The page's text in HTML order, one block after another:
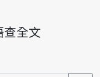
查全文